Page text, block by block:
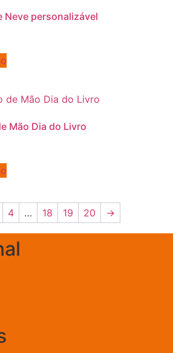
Neve personalizável
Mão Dia do Livro
4 … 18 19 20 →